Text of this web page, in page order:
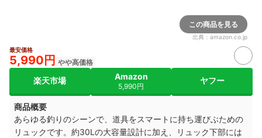
この商品を見る
出典： amazon.co.jp
最安価格
5,990円 やや高価格
楽天市場 Amazon
5,990円
ヤフー
商品概要
あらゆる釣りのシーンで、道具をスマートに持ち運びぶための
リュックです。約30Lの大容量設計に加え、リュック下部には